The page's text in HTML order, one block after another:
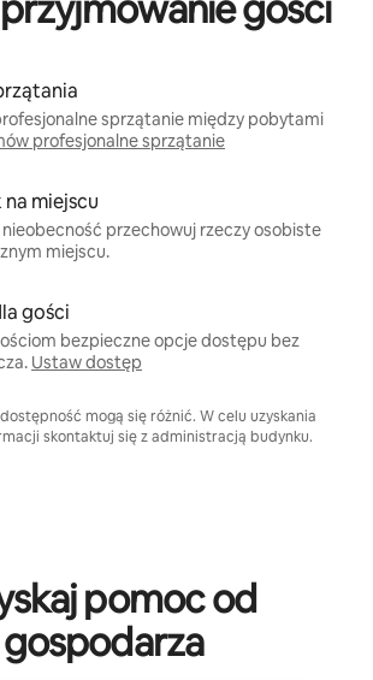
sprzątanie między pobytami
profesjonalne sprzątanie
miejscu
nieobecność przechowuj rzeczy osobiste
miejscu.
gości
bezpieczne opcje dostępu bez
Ustaw dostęp
mogą się różnić. W celu uzyskania
skontaktuj się z administracją budynku.
pomoc od
gospodarza